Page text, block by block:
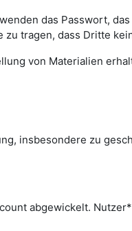
das Passwort,
tragen, dass Dritte
von Materialien
insbesondere zu
abgewickelt.